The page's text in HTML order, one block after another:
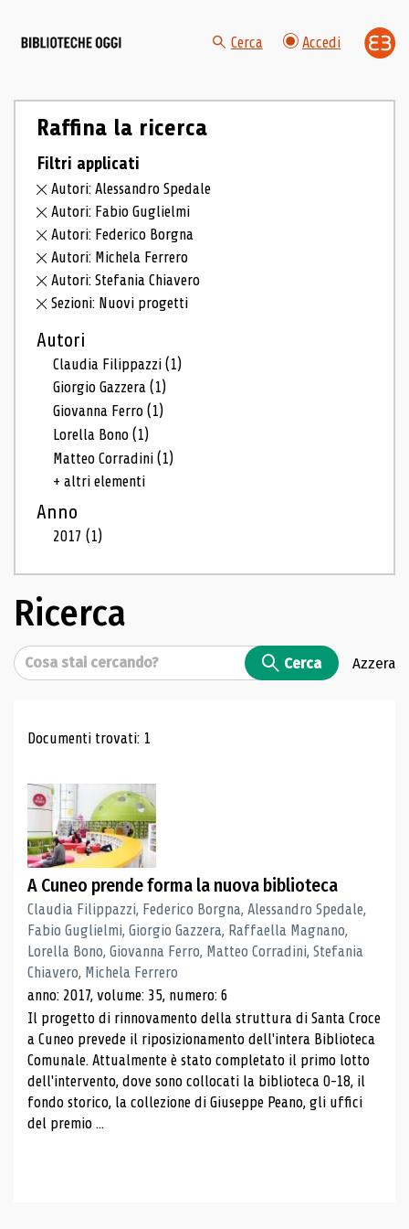
Cerca Accedi
Raffina la ricerca
Filtri applicati
Autori: Alessandro Spedale
Autori: Fabio Guglielmi
Autori: Federico Borgna
Autori: Michela Ferrero
Autori: Stefania Chiavero
Sezioni: Nuovi progetti
Autori
Claudia Filippazzi(1)
Giorgio Gazzera(1)
Giovanna Ferro(1)
Lorella Bono(1)
Matteo Corradini(1)
+ altri elementi
Anno
2017(1)
Ricerca
Cerca Cerca Azzera
Risultati di ricerca
Documenti trovati: 1
A Cuneo prende forma la nuova biblioteca
Claudia Filippazzi, Federico Borgna, Alessandro Spedale,
Fabio Guglielmi, Giorgio Gazzera, Raffaella Magnano,
Lorella Bono, Giovanna Ferro, Matteo Corradini, Stefania
Chiavero, Michela Ferrero
anno: 2017, volume: 35, numero: 6
Il progetto di rinnovamento della struttura di Santa Croce
a Cuneo prevede il riposizionamento dell'intera Biblioteca
Comunale. Attualmente è stato completato il primo lotto
dell'intervento, dove sono collocati la biblioteca 0-18, il
fondo storico, la collezione di Giuseppe Peano, gli uffici
del premio ...